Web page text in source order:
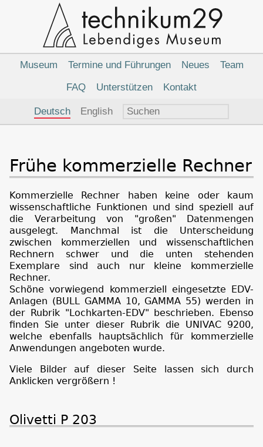
Frühe kommerzielle Rechner
Kommerzielle Rechner haben keine oder kaum
wissenschaftliche Funktionen und sind speziell auf
die Verarbeitung von "großen" Datenmengen
ausgelegt. Manchmal ist die Unterscheidung
zwischen kommerziellen und wissenschaftlichen
Rechnern schwer und die unten stehenden
Exemplare sind auch nur kleine kommerzielle
Rechner.
Schöne vorwiegend kommerziell eingesetzte EDV-
Anlagen (BULL GAMMA 10, GAMMA 55) werden in
der Rubrik "Lochkarten-EDV" beschrieben. Ebenso
finden Sie unter dieser Rubrik die UNIVAC 9200,
welche ebenfalls hauptsächlich für kommerzielle
Anwendungen angeboten wurde.
Viele Bilder auf dieser Seite lassen sich durch
Anklicken vergrößern !
Olivetti P 203
Hauptnavigation
Museum Termine und Führungen Neues
Team
FAQ
Unterstützen Kontakt
Sprachauswahl
Deutsch English